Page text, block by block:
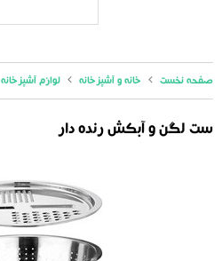
صفحه نخست خانه و آشپزخانه لوازم آشپزخانه
ست لگن و آبکش رنده دار